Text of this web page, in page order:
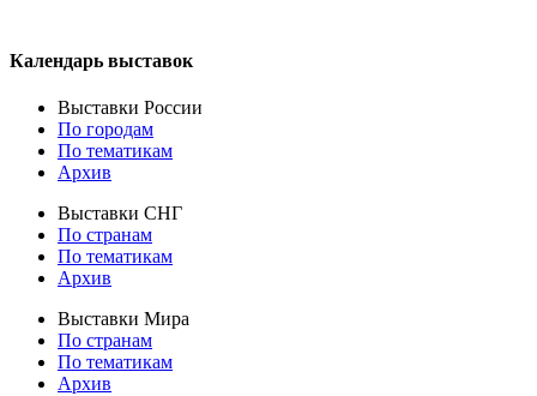
Календарь выставок
Выставки России
По городам
По тематикам
Архив
Выставки СНГ
По странам
По тематикам
Архив
Выставки Мира
По странам
По тематикам
Архив